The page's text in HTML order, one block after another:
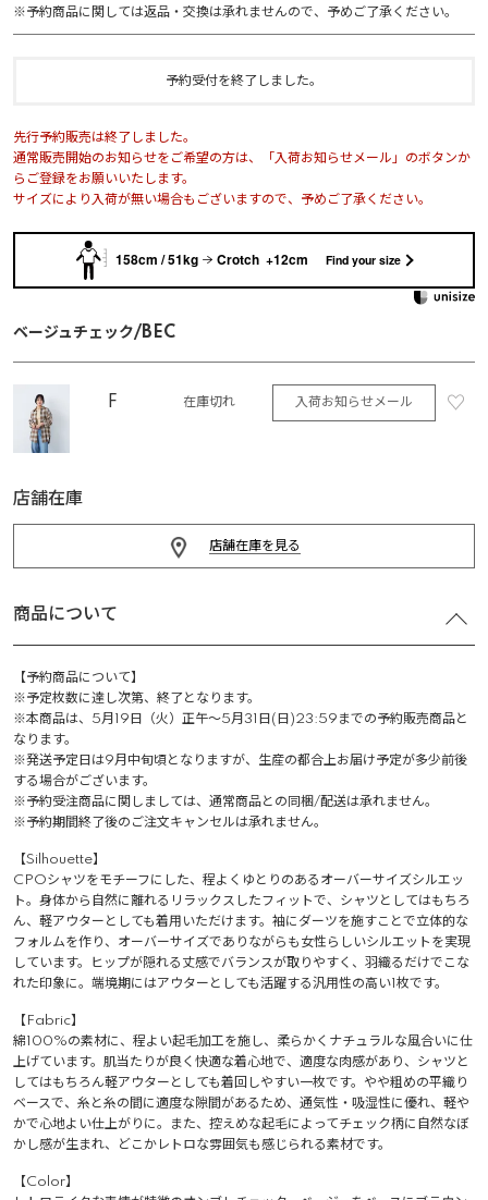
※予約商品に関しては返品・交換は承れませんので、予めご了承ください。
予約受付を終了しました。
先行予約販売は終了しました。
通常販売開始のお知らせをご希望の方は、「入荷お知らせメール」のボタンか
らご登録をお願いいたします。
サイズにより入荷が無い場合もございますので、予めご了承ください。
158cm / 51kg Crotch +12cm Find your size
ベージュチェック/BEC
F 在庫切れ 入荷お知らせメール
店舗在庫
店舗在庫を見る
商品について
【予約商品について】
※予定枚数に達し次第、終了となります。
※本商品は、5月19日（火）正午～5月31日(日)23:59までの予約販売商品と
なります。
※発送予定日は9月中旬頃となりますが、生産の都合上お届け予定が多少前後
する場合がございます。
※予約受注商品に関しましては、通常商品との同梱/配送は承れません。
※予約期間終了後のご注文キャンセルは承れません。
【Silhouette】
CPOシャツをモチーフにした、程よくゆとりのあるオーバーサイズシルエッ
ト。身体から自然に離れるリラックスしたフィットで、シャツとしてはもちろ
ん、軽アウターとしても着用いただけます。袖にダーツを施すことで立体的な
フォルムを作り、オーバーサイズでありながらも女性らしいシルエットを実現
しています。ヒップが隠れる丈感でバランスが取りやすく、羽織るだけでこな
れた印象に。端境期にはアウターとしても活躍する汎用性の高い1枚です。
【Fabric】
綿100%の素材に、程よい起毛加工を施し、柔らかくナチュラルな風合いに仕
上げています。肌当たりが良く快適な着心地で、適度な肉感があり、シャツと
してはもちろん軽アウターとしても着回しやすい一枚です。やや粗めの平織り
ベースで、糸と糸の間に適度な隙間があるため、通気性・吸湿性に優れ、軽や
かで心地よい仕上がりに。また、控えめな起毛によってチェック柄に自然なぼ
かし感が生まれ、どこかレトロな雰囲気も感じられる素材です。
【Color】